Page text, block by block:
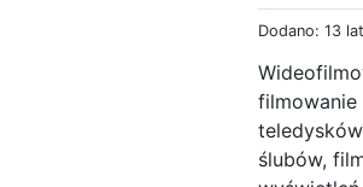
Dodano: 13
filmowanie
ślubów,